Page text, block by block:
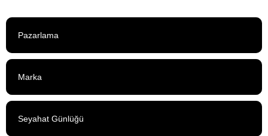
Pazarlama
Marka
Seyahat Günlüğü